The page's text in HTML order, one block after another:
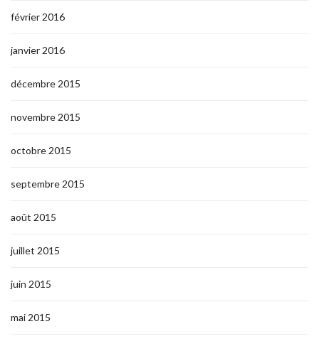
février 2016
janvier 2016
décembre 2015
novembre 2015
octobre 2015
septembre 2015
août 2015
juillet 2015
juin 2015
mai 2015